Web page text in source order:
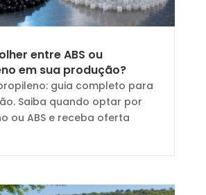
entre ABS ou
em sua produção?
guia completo para
Saiba quando optar por
ou ABS e receba oferta